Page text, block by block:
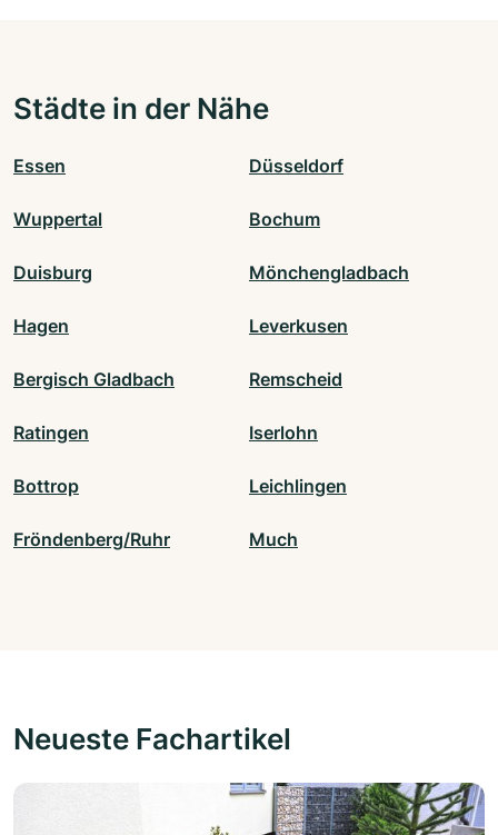
Städte in der Nähe
Essen Düsseldorf
Wuppertal Bochum
Duisburg Mönchengladbach
Hagen Leverkusen
Bergisch Gladbach Remscheid
Ratingen Iserlohn
Bottrop Leichlingen
Fröndenberg/Ruhr Much
Neueste Fachartikel